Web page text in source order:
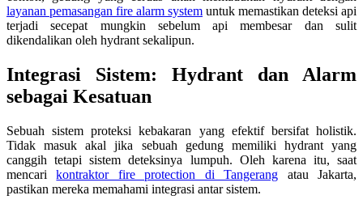
layanan pemasangan fire alarm system untuk memastikan deteksi api
terjadi secepat mungkin sebelum api membesar dan sulit
dikendalikan oleh hydrant sekalipun.
Integrasi Sistem: Hydrant dan Alarm
sebagai Kesatuan
Sebuah sistem proteksi kebakaran yang efektif bersifat holistik.
Tidak masuk akal jika sebuah gedung memiliki hydrant yang
canggih tetapi sistem deteksinya lumpuh. Oleh karena itu, saat
mencarikontraktor fire protection di Tangerang atau Jakarta,
pastikan mereka memahami integrasi antar sistem.